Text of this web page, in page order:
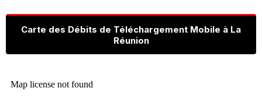
Carte des Débits de Téléchargement Mobile à La
Réunion